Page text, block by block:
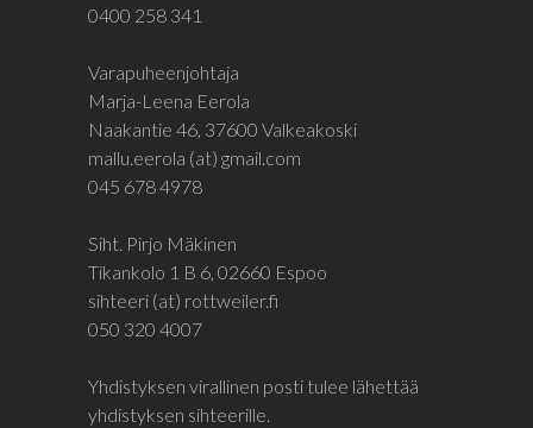
0400 258 341
Varapuheenjohtaja
Marja-Leena Eerola
Naakantie 46, 37600 Valkeakoski
mallu.eerola (at) gmail.com
045 678 4978
Siht. Pirjo Mäkinen
Tikankolo 1 B 6, 02660 Espoo
sihteeri (at) rottweiler.fi
050 320 4007
Yhdistyksen virallinen posti tulee lähettää
yhdistyksen sihteerille.